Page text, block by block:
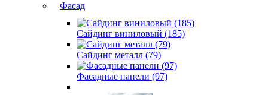
Фасад
Сайдинг виниловый (185)
Сайдинг металл (79)
Фасадные панели (97)